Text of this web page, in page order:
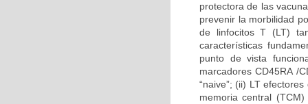
protectora de las
prevenir la morbilidad
de linfocitos T (LT)
características
punto de vista
marcadores CD45RA /
“naive”; (ii) LT
memoria central